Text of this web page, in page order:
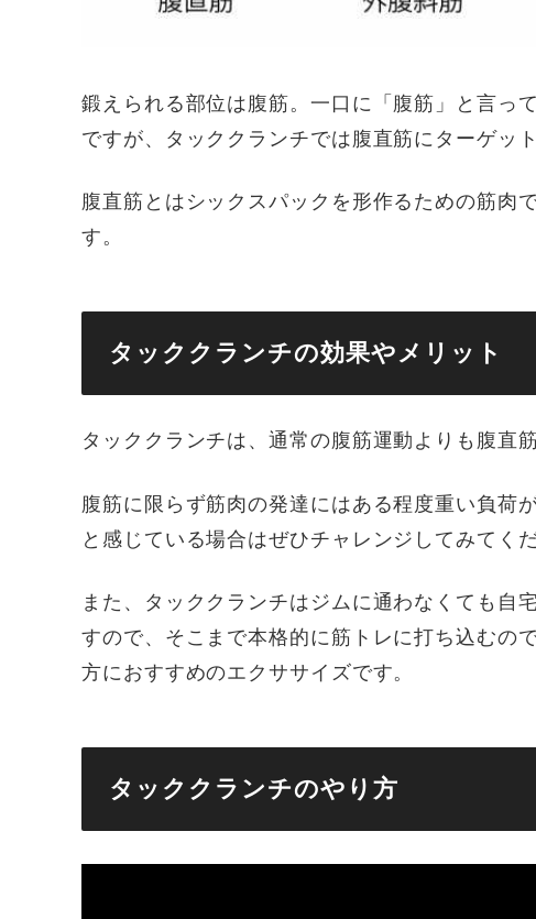
鍛えられる部位は腹筋。一口に「腹筋」と言っ
ですが、タッククランチでは腹直筋にターゲッ
腹直筋とはシックスパックを形作るための筋肉
す。
タッククランチの効果やメリット
タッククランチは、通常の腹筋運動よりも腹直
腹筋に限らず筋肉の発達にはある程度重い負荷
と感じている場合はぜひチャレンジしてみてくだ
また、タッククランチはジムに通わなくても自
すので、そこまで本格的に筋トレに打ち込むの
方におすすめのエクササイズです。
タッククランチのやり方